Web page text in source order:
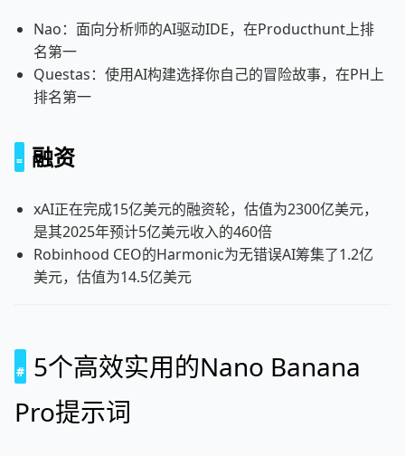
Nao：面向分析师的AI驱动IDE，在Producthunt上排
名第一
Questas：使用AI构建选择你自己的冒险故事，在PH上
排名第一
融资
xAI正在完成15亿美元的融资轮，估值为2300亿美元，
是其2025年预计5亿美元收入的460倍
Robinhood CEO的Harmonic为无错误AI筹集了1.2亿
美元，估值为14.5亿美元
5个高效实用的Nano Banana
Pro提示词